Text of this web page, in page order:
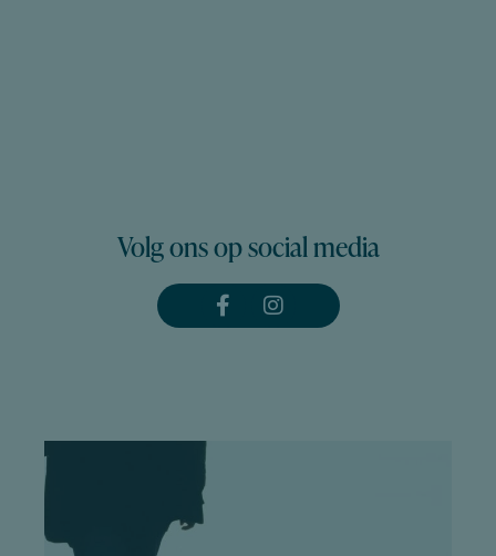
Volg ons op social media